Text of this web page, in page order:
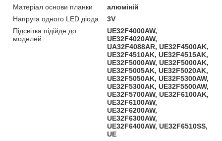
Матеріал основи планки
алюміній
Напруга одного LED діода
3V
Підсвітка підійде до
моделей
UE32F4000AW,
UE32F4020AW,
UA32F4088AR, UE32F4500AK,
UE32F4510AK, UE32F4515AK,
UE32F5000AW, UE32F5000AK,
UE32F5005AK, UE32F5020AK,
UE32F5050AK, UE32F5300AW,
UE32F5300AK, UE32F5500AW,
UE32F5700AW, UE32F6100AK,
UE32F6100AW,
UE32F6200AW,
UE32F6300AW,
UE32F6400AW, UE32F6510SS,
UE